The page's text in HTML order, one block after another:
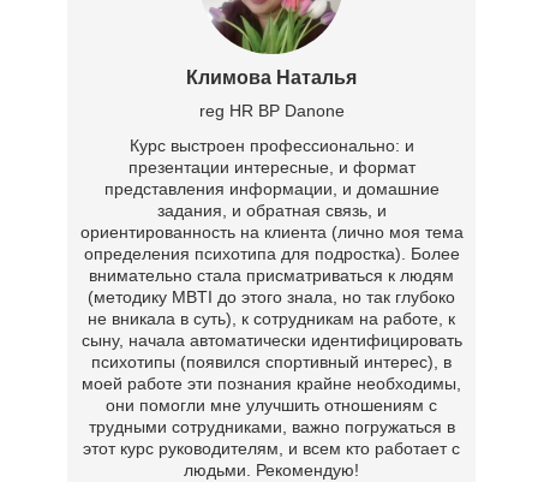
Климова Наталья
Курс выстроен профессионально: и
презентации интересные, и формат
представления информации, и домашние
задания, и обратная связь, и
ориентированность на клиента (лично моя тема
определения психотипа для подростка). Более
внимательно стала присматриваться к людям
(методику MBTI до этого знала, но так глубоко
не вникала в суть), к сотрудникам на работе, к
сыну, начала автоматически идентифицировать
психотипы (появился спортивный интерес), в
моей работе эти познания крайне необходимы,
они помогли мне улучшить отношениям с
трудными сотрудниками, важно погружаться в
этот курс руководителям, и всем кто работает с
людьми. Рекомендую!
reg HR BP Danone